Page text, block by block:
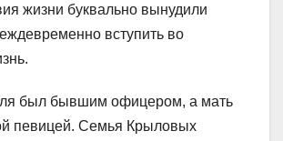
жизни буквально вынудили
вступить во
был бывшим офицером, а мать
певицей. Семья Крыловых